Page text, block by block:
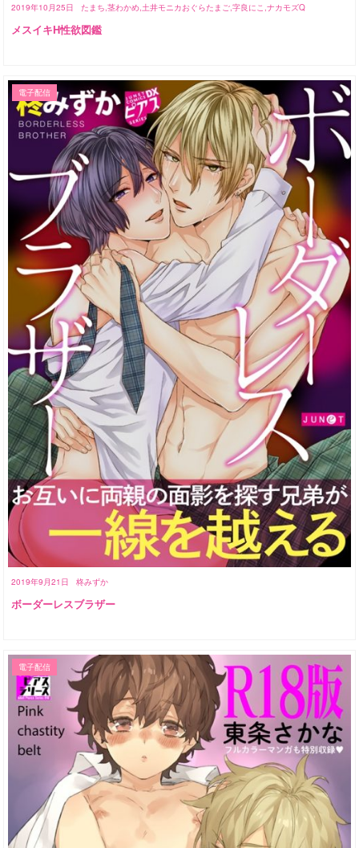
2019年10月25日 たまち,茎わかめ,土井モニカおぐらたまご,字良にこ,ナカモズQ
メスイキH性欲図鑑
2019年9月21日 柊みずか
電子配信
ボーダーレスブラザー
電子配信